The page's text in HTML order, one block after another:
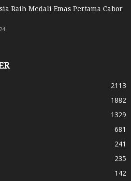
Raih Medali Emas Pertama Cabor
2113
1882
1329
681
241
235
142